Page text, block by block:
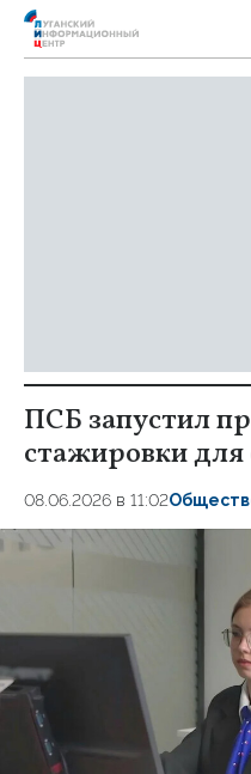
ПСБ запустил
стажировки
08.06.2026 в 11:02